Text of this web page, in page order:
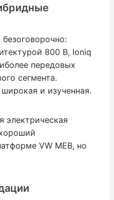
800 В, Ioniq
передовых
сегмента.
и изученная.
электрическая
VW MEB, но